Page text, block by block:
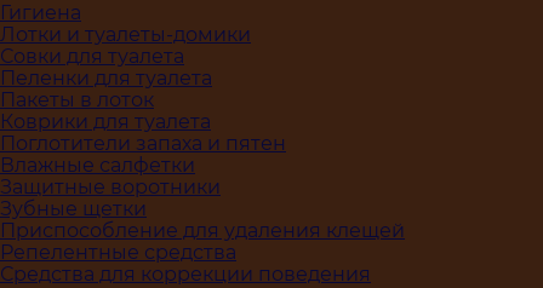
Гигиена
Лотки и туалеты-домики
Совки для туалета
Пеленки для туалета
Пакеты в лоток
Коврики для туалета
Поглотители запаха и пятен
Влажные салфетки
Защитные воротники
Зубные щетки
Приспособление для удаления клещей
Репелентные средства
Средства для коррекции поведения